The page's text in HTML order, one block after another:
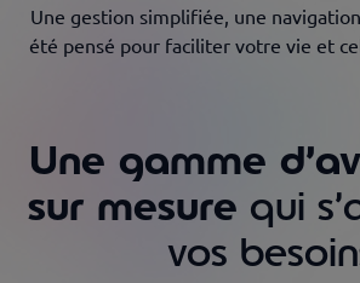
Une gestion simplifiée, une
été pensé pour faciliter votre vie et
Une gamme
sur mesure qui
vos